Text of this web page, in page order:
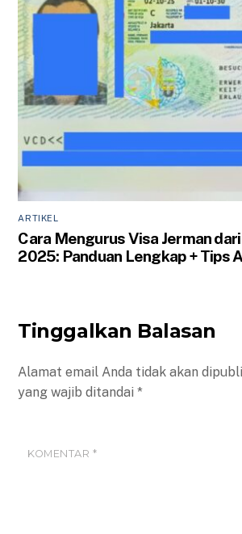
ARTIKEL
Cara Mengurus Visa Jerman
2025: Panduan Lengkap + Tips
Tinggalkan Balasan
Alamat email Anda tidak akan
yang wajib ditandai*
KOMENTAR*